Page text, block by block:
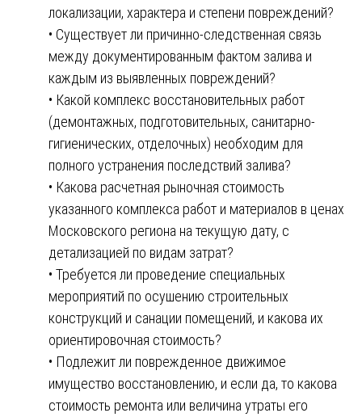
локализации, характера и степени повреждений?
• Существует ли причинно-следственная связь
между документированным фактом залива и
каждым из выявленных повреждений?
• Какой комплекс восстановительных работ
(демонтажных, подготовительных, санитарно-
гигиенических, отделочных) необходим для
полного устранения последствий залива?
• Какова расчетная рыночная стоимость
указанного комплекса работ и материалов в ценах
Московского региона на текущую дату, с
детализацией по видам затрат?
• Требуется ли проведение специальных
мероприятий по осушению строительных
конструкций и санации помещений, и какова их
ориентировочная стоимость?
• Подлежит ли поврежденное движимое
имущество восстановлению, и если да, то какова
стоимость ремонта или величина утраты его